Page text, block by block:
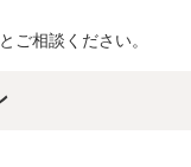
ご相談ください。